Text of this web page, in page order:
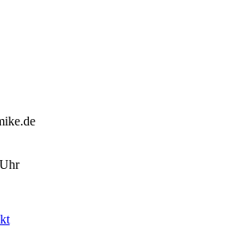
keine Ergebnisse gefunden!